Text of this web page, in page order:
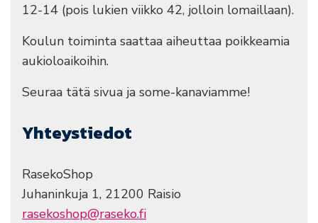
12-14 (pois lukien viikko 42, jolloin lomaillaan).
Koulun toiminta saattaa aiheuttaa poikkeamia
aukioloaikoihin.
Seuraa tätä sivua ja some-kanaviamme!
Yhteystiedot
RasekoShop
Juhaninkuja 1, 21200 Raisio
rasekoshop@raseko.fi